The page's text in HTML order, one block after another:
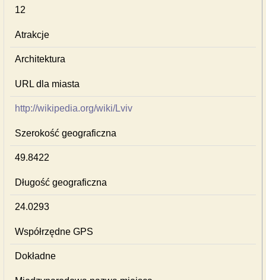
12
Atrakcje
Architektura
URL dla miasta
http://wikipedia.org/wiki/Lviv
Szerokość geograficzna
49.8422
Długość geograficzna
24.0293
Współrzędne GPS
Dokładne